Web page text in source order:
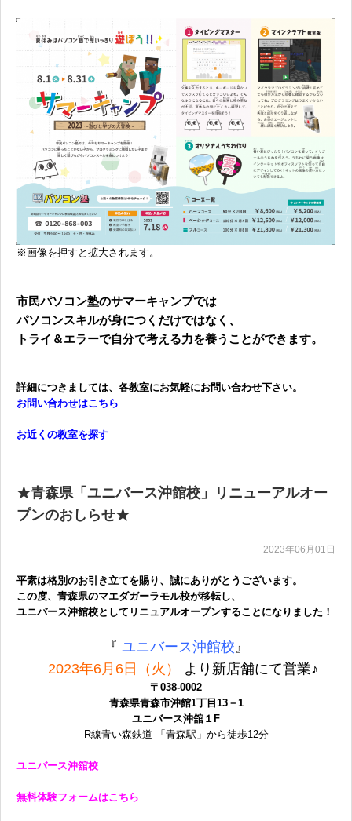
※画像を押すと拡大されます。
市民パソコン塾のサマーキャンプでは
パソコンスキルが身につくだけではなく、
トライ＆エラーで自分で考える力を養うことができます。
詳細につきましては、各教室にお気軽にお問い合わせ下さい。
お問い合わせはこちら
お近くの教室を探す
★青森県「ユニバース沖館校」リニューアルオー
プンのおしらせ★
2023年06月01日
平素は格別のお引き立てを賜り、誠にありがとうございます。
この度、青森県のマエダガーラモル校が移転し、
ユニバース沖館校としてリニュアルオープンすることになりました！
『 ユニバース沖館校 』
2023年6月6日（火）
より新店舗にて営業♪
〒038‐0002
青森県青森市沖館1丁目13－1
ユニバース沖舘１F
R線青い森鉄道 「青森駅」から徒歩12分
ユニバース沖舘校
無料体験フォームはこちら